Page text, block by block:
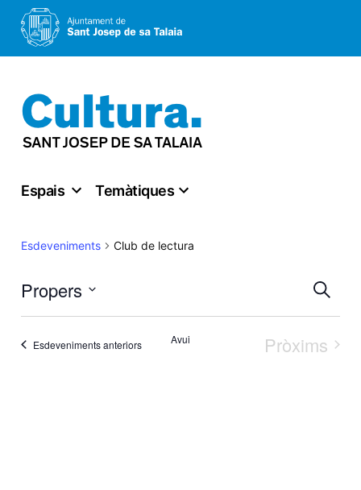
al
contingut
Espais Temàtiques
Esdeveniments Club de lectura
Cerca
Propers
Select
date.
Esdeveniments anteriors Avui
Pròxims